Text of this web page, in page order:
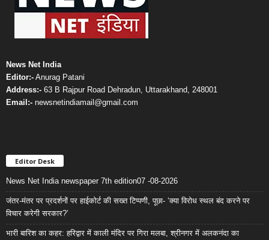
News Net India
Editor:- Anurag Patani
Address:- 63 B Rajpur Road Dehradun, Uttarakhand, 248001
Email:- newsnetindiamail@gmail.com
Editor Desk
News Net India newspaper 7th edition07 -08-2026
जंतर-मंतर पर प्रदर्शनों पर हाईकोर्ट की सख्त टिप्पणी, पूछा- ‘क्या विरोध स्थल बंद करने पर
विचार करेगी सरकार?’
भारी बारिश का कहर: हरिद्वार में काली मंदिर पर गिरा मलबा, श्रीनगर में अलकनंदा का